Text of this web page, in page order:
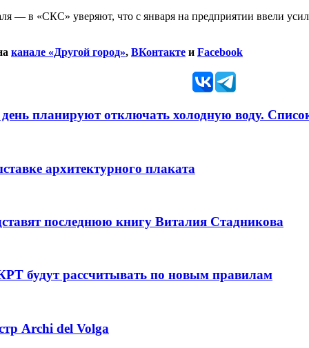
— в «СКС» уверяют, что с января на предприятии ввели
канале «Другой город», ВКонтакте и Facebook
планируют отключать холодную воду.
архитектурного плаката
последнюю книгу Виталия Стадникова
будут рассчитывать по новым правилам
Archi del Volga